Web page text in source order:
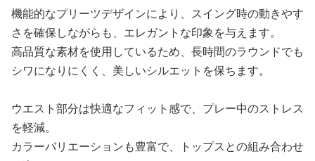
機能的なプリーツデザインにより、スイング時の動きやす
さを確保しながらも、エレガントな印象を与えます。
高品質な素材を使用しているため、長時間のラウンドでも
シワになりにくく、美しいシルエットを保ちます。
ウエスト部分は快適なフィット感で、プレー中のストレス
を軽減。
カラーバリエーションも豊富で、トップスとの組み合わせ